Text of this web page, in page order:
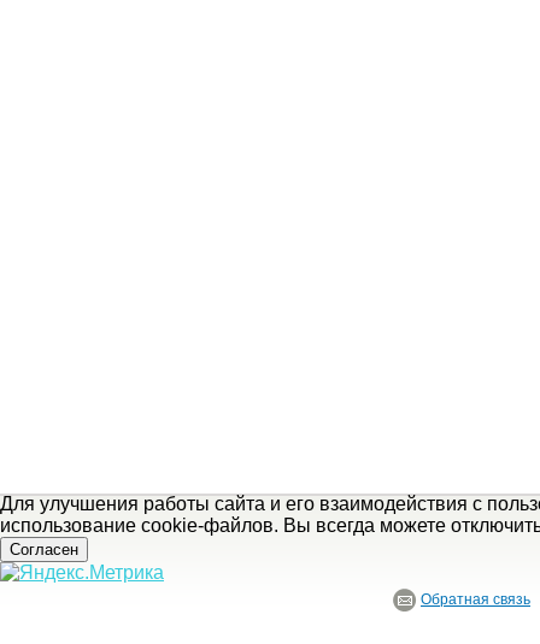
Для улучшения работы сайта и его взаимодействия с
использование cookie-файлов. Вы всегда можете
Согласен
Обратная связь